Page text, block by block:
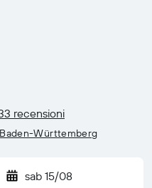
recensioni
Württemberg
sab 15/08